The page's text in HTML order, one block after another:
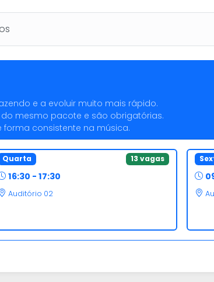
e a evoluir muito mais rápido.
mesmo pacote e são obrigatórias.
consistente na música.
Quarta 13 vagas
16:30 - 17:30
Auditório 02